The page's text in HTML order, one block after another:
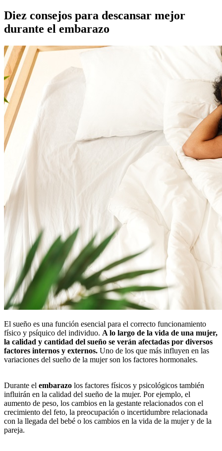
Diez consejos para descansar mejor
durante el embarazo
El sueño es una función esencial para el correcto funcionamiento
físico y psíquico del individuo. A lo largo de la vida de una mujer,
la calidad y cantidad del sueño se verán afectadas por diversos
factores internos y externos. Uno de los que más influyen en las
variaciones del sueño de la mujer son los factores hormonales.
Durante el embarazo los factores físicos y psicológicos también
influirán en la calidad del sueño de la mujer. Por ejemplo, el
aumento de peso, los cambios en la gestante relacionados con el
crecimiento del feto, la preocupación o incertidumbre relacionada
con la llegada del bebé o los cambios en la vida de la mujer y de la
pareja.